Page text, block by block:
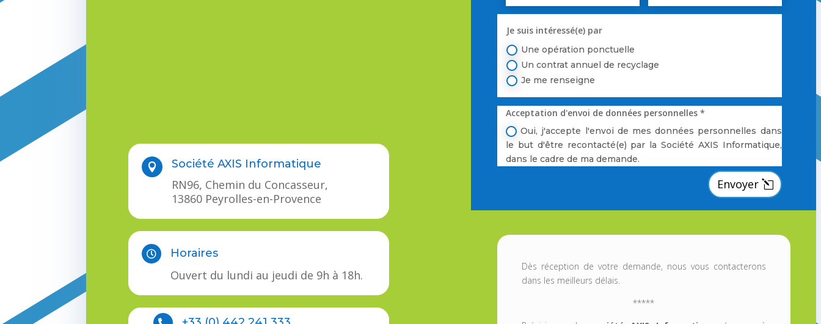
 Société AXIS Informatique
RN96, Chemin du Concasseur,
13860 Peyrolles-en-Provence
 Horaires
Ouvert du lundi au jeudi de 9h à 18h.
Je suis intéressé(e) par
Une opération ponctuelle
Un contrat annuel de recyclage
Je me renseigne
Acceptation d'envoi de données personnelles *
Oui, j'accepte l'envoi de mes données personnelles dans
le but d'être recontacté(e) par la Société AXIS Informatique,
dans le cadre de ma demande.
Envoyer
Dès réception de votre demande, nous vous contacterons
dans les meilleurs délais.
*****